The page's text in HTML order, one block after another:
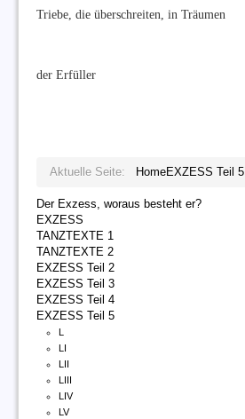
Triebe, die überschreiten, in Träumen
der Erfüller
Aktuelle Seite: HomeEXZESS Teil 5
Der Exzess, woraus besteht er?
EXZESS
TANZTEXTE 1
TANZTEXTE 2
EXZESS Teil 2
EXZESS Teil 3
EXZESS Teil 4
EXZESS Teil 5
L
LI
LII
LIII
LIV
LV